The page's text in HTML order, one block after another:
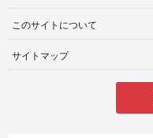
このサイトについて
サイトマップ